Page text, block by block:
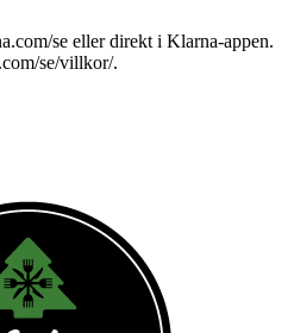
se eller direkt i Klarna-appen.
se/villkor/.